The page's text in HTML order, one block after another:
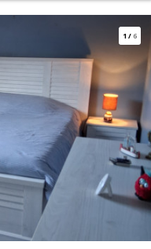
1/6